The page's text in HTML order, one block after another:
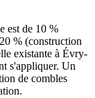
est de 10 %
% (construction
existante à Évry-
s'appliquer. Un
de combles